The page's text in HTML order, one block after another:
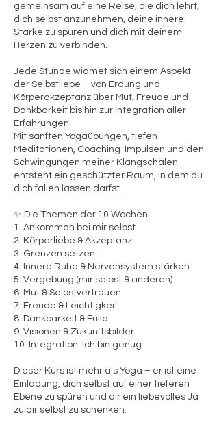
gemeinsam auf eine Reise, die dich lehrt,
dich selbst anzunehmen, deine innere
Stärke zu spüren und dich mit deinem
Herzen zu verbinden.
Jede Stunde widmet sich einem Aspekt
der Selbstliebe – von Erdung und
Körperakzeptanz über Mut, Freude und
Dankbarkeit bis hin zur Integration aller
Erfahrungen.
Mit sanften Yogaübungen, tiefen
Meditationen, Coaching-Impulsen und den
Schwingungen meiner Klangschalen
entsteht ein geschützter Raum, in dem du
dich fallen lassen darfst.
✨ Die Themen der 10 Wochen:
1. Ankommen bei mir selbst
2. Körperliebe & Akzeptanz
3. Grenzen setzen
4. Innere Ruhe & Nervensystem stärken
5. Vergebung (mir selbst & anderen)
6. Mut & Selbstvertrauen
7. Freude & Leichtigkeit
8. Dankbarkeit & Fülle
9. Visionen & Zukunftsbilder
10. Integration: Ich bin genug
Dieser Kurs ist mehr als Yoga – er ist eine
Einladung, dich selbst auf einer tieferen
Ebene zu spüren und dir ein liebevolles Ja